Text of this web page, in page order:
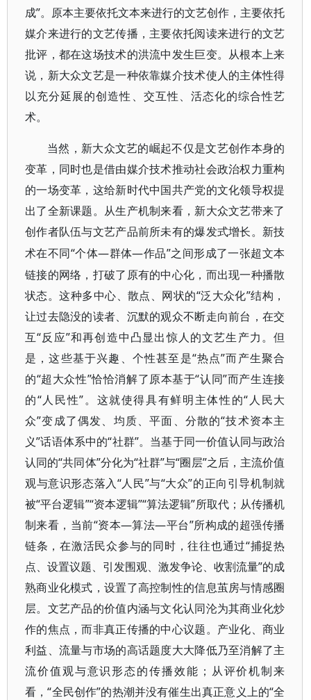
成”。原本主要依托文本来进行的文艺创作，主要依托
媒介来进行的文艺传播，主要依托阅读来进行的文艺
批评，都在这场技术的洪流中发生巨变。从根本上来
说，新大众文艺是一种依靠媒介技术使人的主体性得
以充分延展的创造性、交互性、活态化的综合性艺
术。
当然，新大众文艺的崛起不仅是文艺创作本身的
变革，同时也是借由媒介技术推动社会政治权力重构
的一场变革，这给新时代中国共产党的文化领导权提
出了全新课题。从生产机制来看，新大众文艺带来了
创作者队伍与文艺产品前所未有的爆发式增长。新技
术在不同 “个体—群体—作品”之间形成了一张超文本
链接的网络，打破了原有的中心化，而出现一种播散
状态。这种多中心、散点、网状的“泛大众化”结构，
让过去隐没的读者、沉默的观众不断走向前台，在交
互“反应”和再创造中凸显出惊人的文艺生产力。但
是，这些基于兴趣、个性甚至是“热点”而产生聚合
的“超大众性”恰恰消解了原本基于“认同”而产生连接
的“人民性”。这就使得具有鲜明主体性的“人民大
众”变成了偶发、均质、平面、分散的“技术资本主
义”话语体系中的“社群”。当基于同一价值认同与政治
认同的“共同体”分化为“社群”与“圈层”之后，主流价值
观与意识形态落入“人民”与“大众”的正向引导机制就
被“平台逻辑”“资本逻辑”“算法逻辑”所取代；从传播机
制来看，当前“资本—算法—平台”所构成的超强传播
链条，在激活民众参与的同时，往往也通过“捕捉热
点、设置议题、引发围观、激发争论、收割流量”的成
熟商业化模式，设置了高控制性的信息茧房与情感圈
层。文艺产品的价值内涵与文化认同沦为其商业化炒
作的焦点，而非真正传播的中心议题。产业化、商业
利益、流量与市场的高话题度大大降低乃至消解了主
流价值观与意识形态的传播效能；从评价机制来
看，“全民创作”的热潮并没有催生出真正意义上的“全